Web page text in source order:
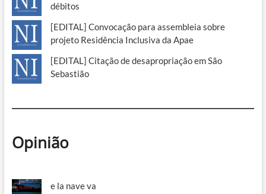
débitos
[EDITAL] Convocação para assembleia sobre
projeto Residência Inclusiva da Apae
[EDITAL] Citação de desapropriação em São
Sebastião
Opinião
e la nave va